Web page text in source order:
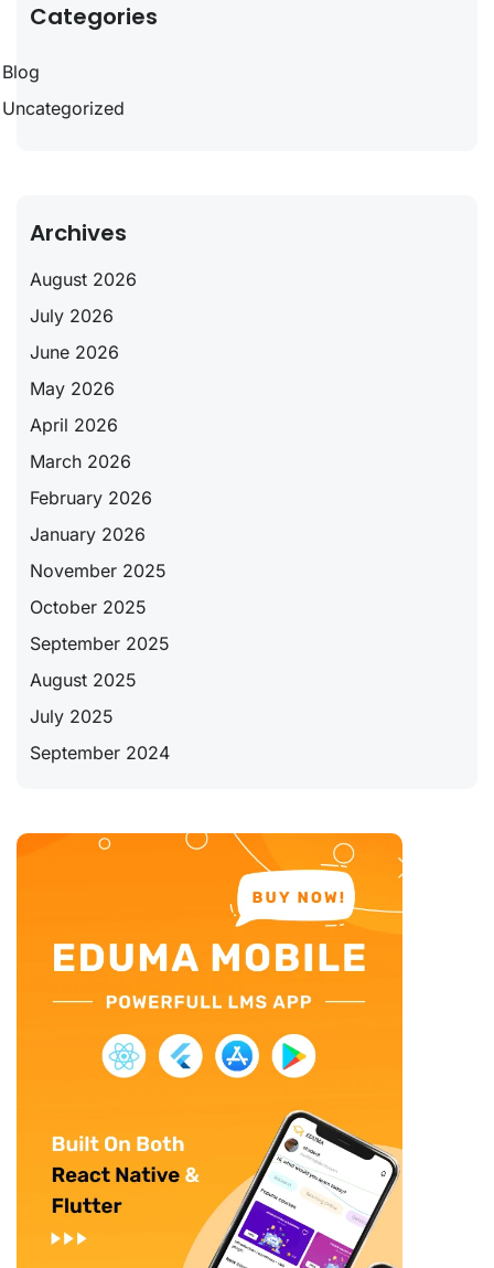
Categories
Blog
Uncategorized
Archives
August 2026
July 2026
June 2026
May 2026
April 2026
March 2026
February 2026
January 2026
November 2025
October 2025
September 2025
August 2025
July 2025
September 2024